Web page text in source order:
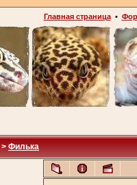
Главная страница•
> Филька